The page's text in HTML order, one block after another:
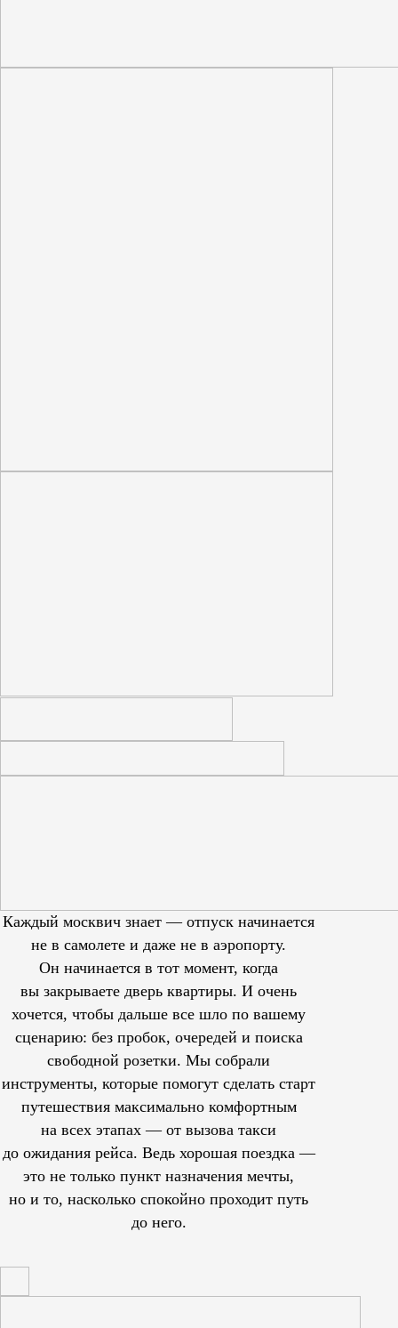
Каждый москвич знает — отпуск начинается
не в самолете и даже не в аэропорту.
Он начинается в тот момент, когда
вы закрываете дверь квартиры. И очень
хочется, чтобы дальше все шло по вашему
сценарию: без пробок, очередей и поиска
свободной розетки. Мы собрали
инструменты, которые помогут сделать старт
путешествия максимально комфортным
на всех этапах — от вызова такси
до ожидания рейса. Ведь хорошая поездка —
это не только пункт назначения мечты,
но и то, насколько спокойно проходит путь
до него.